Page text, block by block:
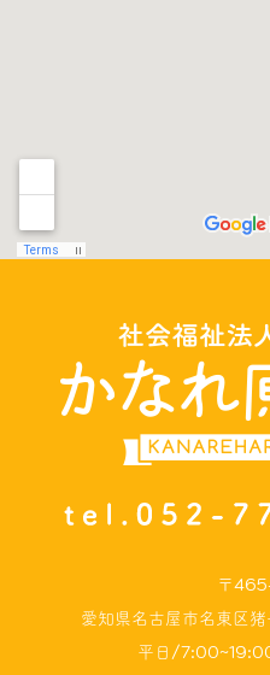
〒
愛知県名古屋市名東区
平日/